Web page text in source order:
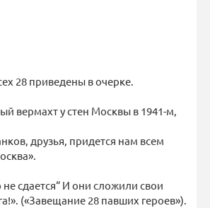
28 приведены в очерке.
вермахт у стен Москвы в 1941-м,
друзья, придется нам всем
сдается“ И они сложили свои
(«Завещание 28 павших героев»).